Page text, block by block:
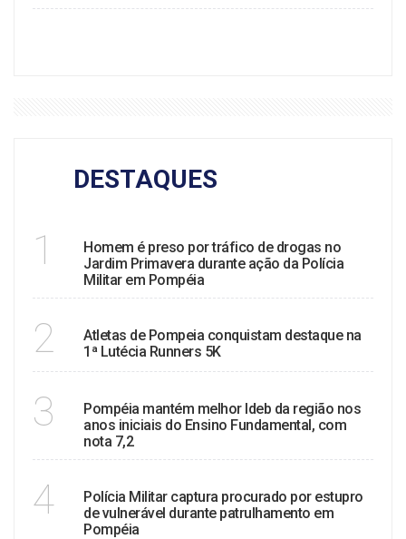
DESTAQUES
1
Homem é preso por tráfico de drogas no
Jardim Primavera durante ação da Polícia
Militar em Pompéia
2
Atletas de Pompeia conquistam destaque na
1ª Lutécia Runners 5K
3
Pompéia mantém melhor Ideb da região nos
anos iniciais do Ensino Fundamental, com
nota 7,2
4
Polícia Militar captura procurado por estupro
de vulnerável durante patrulhamento em
Pompéia